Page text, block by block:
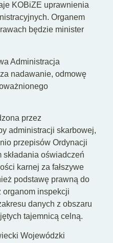
KOBiZE uprawnienia
Organem
będzie minister
Administracja
nadawanie, odmowę
przez
administracji skarbowej,
przepisów Ordynacji
oświadczeń
karnej za fałszywe
podstawę prawną do
organom inspekcji
danych z obszaru
tajemnicą celną.
Wojewódzki